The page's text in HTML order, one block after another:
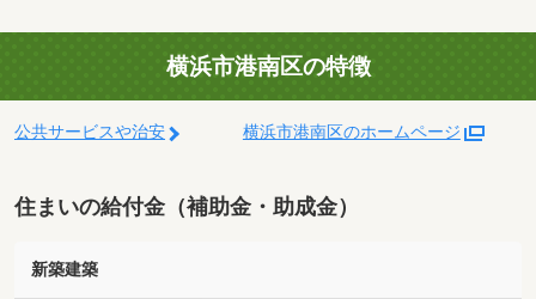
横浜市港南区の特徴
公共サービスや治安 横浜市港南区のホームページ
住まいの給付金（補助金・助成金）
新築建築